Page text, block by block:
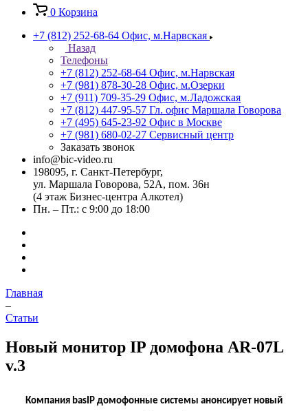
0 Корзина
+7 (812) 252-68-64 Офис, м.Нарвская
Назад
Телефоны
+7 (812) 252-68-64 Офис, м.Нарвская
+7 (981) 878-30-28 Офис, м.Озерки
+7 (911) 709-35-29 Офис, м.Ладожская
+7 (812) 447-95-57 Гл. офис Маршала Говорова
+7 (495) 645-23-92 Офис в Москве
+7 (981) 680-02-27 Сервисный центр
Заказать звонок
info@bic-video.ru
198095, г. Санкт-Петербург,
ул. Маршала Говорова, 52А, пом. 36н
(4 этаж Бизнес-центра Алкотел)
Пн. – Пт.: с 9:00 до 18:00
Главная
–
Статьи
Новый монитор IP домофона AR-07L
v.3
Компания basIP домофонные системы анонсирует новый